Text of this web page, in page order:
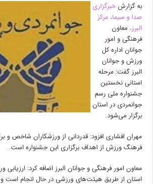
به گزارشخبرگزاری
صدا و سیما، مرکز
البرز، معاون
فرهنگی و امور
جوانان اداره کل
ورزش و جوانان
البرز گفت: مرحله
استانی نخستین
جشنواره ملی رسم
جوانمردی در استان
برگزار می‌شود.
مهران افشاری افزود: قدردانی از ورزشکاران شاخص و
فرهنگ ورزش از اهداف برگزاری این جشنواره است.
معاون امور فرهنگی و جوانان البرز اضافه کرد: ارزیابی